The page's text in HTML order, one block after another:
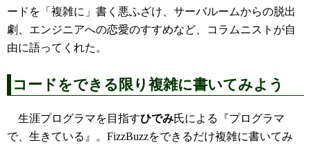
ードを「複雑に」書く悪ふざけ、サーバルームからの脱出
劇、エンジニアへの恋愛のすすめなど、コラムニストが自
由に語ってくれた。
コードをできる限り複雑に書いてみよう
生涯プログラマを目指すひでみ氏による『プログラマ
で、生きている』。FizzBuzzをできるだけ複雑に書いてみ